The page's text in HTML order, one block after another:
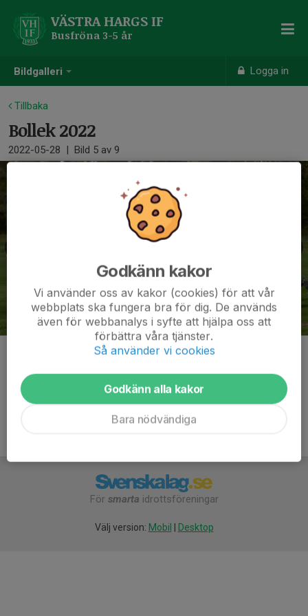
Bildgalleri Logga in
VÄSTRA HARGS IF
Busfröna 3-5 år
Tillbaka
Bollek 2022
2022-05-28 | Bild 5 av 9
För smarta idrottsföreningar
Välj version: Mobil Desktop
Godkänn kakor
Vi använder oss av kakor (cookies) för att vår
webbplats ska fungera bra för dig. De används
även för webbanalys i syfte att hjälpa oss att
förbättra våra tjänster.
Så använder vi cookies
Godkänn alla kakor
Bara nödvändiga